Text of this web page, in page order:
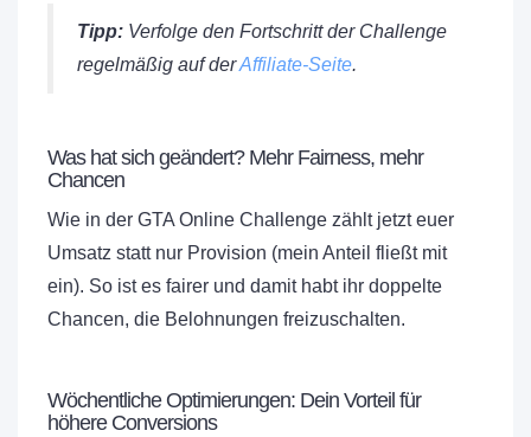
Tipp: Verfolge den Fortschritt der Challenge
regelmäßig auf derAffiliate-Seite.
Was hat sich geändert? Mehr Fairness, mehr
Chancen
Wie in der GTA Online Challenge zählt jetzt euer
Umsatz statt nur Provision (mein Anteil fließt mit
ein). So ist es fairer und damit habt ihr doppelte
Chancen, die Belohnungen freizuschalten.
Wöchentliche Optimierungen: Dein Vorteil für
höhere Conversions